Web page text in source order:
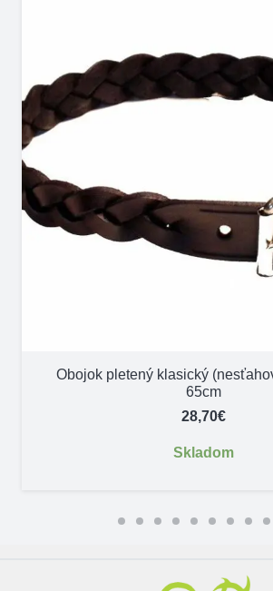
Obojok pletený klasický
65cm
28,70€
Skladom